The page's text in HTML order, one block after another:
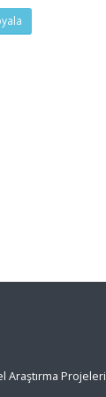
Araştırma Projeleri